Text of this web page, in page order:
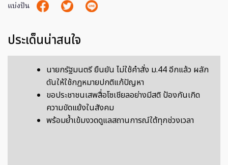
แบ่งปัน
ประเด็นน่าสนใจ
นายกรัฐมนตรี ยืนยัน ไม่ใช้คำสั่ง ม.44 อีกแล้ว ผลัก
ดันให้ใช้กฏหมายปกติแก้ปัญหา
ขอประชาชนเสพสื่อโซเชียลอย่างมีสติ ป้องกันเกิด
ความขัดแย้งในสังคม
พร้อมย้ำเข้มงวดดูแลสถานการณ์ใต้ทุกช่วงเวลา